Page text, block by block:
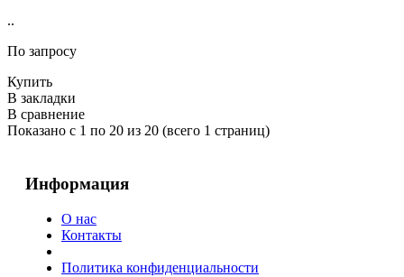
..
По запросу
Купить
В закладки
В сравнение
Показано с 1 по 20 из 20 (всего 1 страниц)
Информация
О нас
Контакты
Политика конфиденциальности